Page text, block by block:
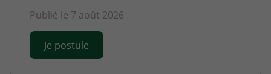
Publié le 7 août 2026
Je postule